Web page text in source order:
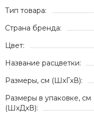
Тип товара:
Страна бренда:
Цвет:
Название расцветки:
Размеры, см (ШxГxВ):
Размеры в упаковке, см
(ШхДхВ):